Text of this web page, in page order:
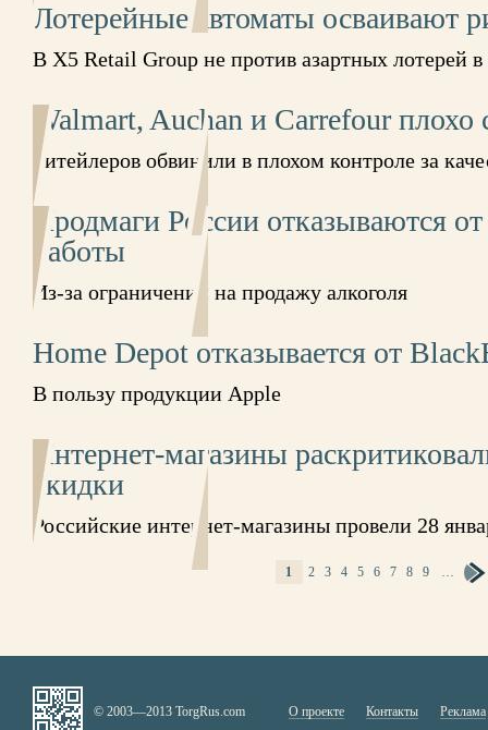
Лотерейные автоматы осваивают
В X5 Retail Group не против азартных лотерей в
Walmart, Auchan и Carrefour плохо
Ритейлеров обвинили в плохом контроле за
Продмаги России отказываются
работы
Из-за ограничений на продажу алкоголя
Home Depot отказывается от
В пользу продукции Apple
Интернет-магазины
скидки
Российские интернет-магазины провели 28
1 2 3 4 5 6 7 8 9 …
© 2003—2013 TorgRus.com О проекте Контакты Реклама